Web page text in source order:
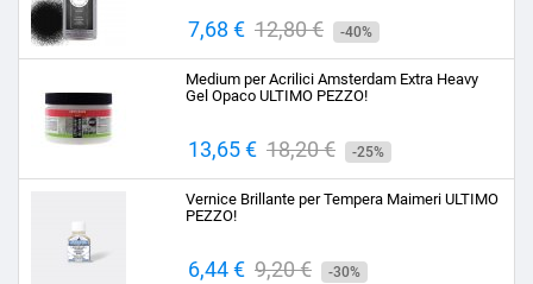
Prezzo
7,68 € Prezzo
base
12,80 € -40%
Medium per Acrilici Amsterdam Extra Heavy
Gel Opaco ULTIMO PEZZO!
Prezzo
13,65 € Prezzo
base
18,20 € -25%
Vernice Brillante per Tempera Maimeri ULTIMO
PEZZO!
Prezzo
6,44 € Prezzo
9,20 € -30%